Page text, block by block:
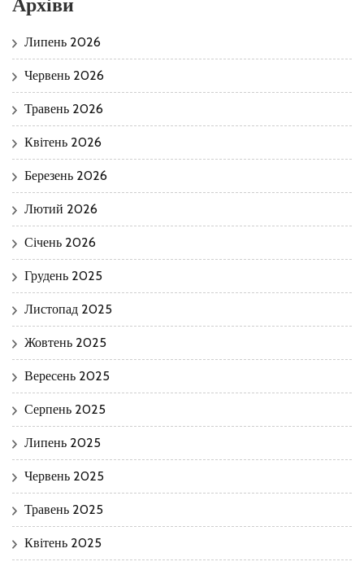
Липень 2026
Червень 2026
Травень 2026
Квітень 2026
Березень 2026
Лютий 2026
Січень 2026
Грудень 2025
Листопад 2025
Жовтень 2025
Вересень 2025
Серпень 2025
Липень 2025
Червень 2025
Травень 2025
Квітень 2025